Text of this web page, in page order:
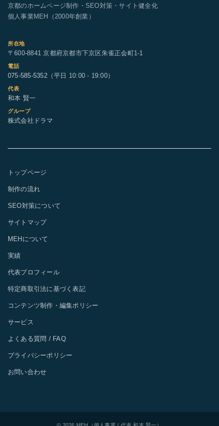
京都のホームページ制作・SEO対策・サイト健全化
個人事業MEH（2000年創業）
所在地
〒600-8841 京都府京都市下京区朱雀正会町1-1
電話
075-585-5352（平日 10:00 - 19:00）
代表
和本 賢一
グループ
株式会社ドラマ
トップページ
制作の流れ
SEO対策について
サイトマップ
MEHについて
実績
代表プロフィール
特定商取引法に基づく表記
コンテンツ制作・編集ポリシー
サービス
よくある質問 / FAQ
プライバシーポリシー
お問い合わせ
© 2026 MEH（個人事業 / 代表 和本 賢一）